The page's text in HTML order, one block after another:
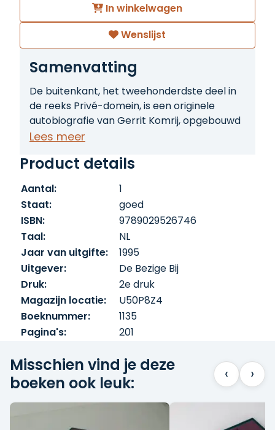
In winkelwagen
Wenslijst
Samenvatting
De buitenkant, het tweehonderdste deel in
de reeks Privé-domein, is een originele
autobiografie van Gerrit Komrij, opgebouwd
als een alfabetisch geordend zelfportret. In
Achterhoek tot het Zuiden – geeft het
politiek, religie, liefde en meer. Het boek is
samengesteld uit interviews en biedt een
leesbare, speelse staalkaart van de vele
‘persoonlijkheden’ binnen Komrij:
dwarsligger, moralist, cultuurcriticus.
Ondanks dat anderen de citaten hebben
verzameld, blijft het een zeer persoonlijk en
virtuoos naslagwerk – een spiegel van
Komrij’s denkwereld en ambities. Het werk
werd lovend ontvangen vanwege de
scherpe uitspraken, humor en unieke vorm.
Lees meer
Product details
Aantal:
1
Staat:
goed
ISBN:
9789029526746
Taal:
NL
Jaar van uitgifte:
1995
Uitgever:
De Bezige Bij
Druk:
2e druk
Magazijn locatie:
U50P8Z4
Boeknummer:
1135
Pagina's:
201
Misschien vind je deze
boeken ook leuk:
‹ ›